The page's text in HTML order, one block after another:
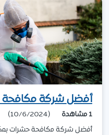
أفضل شركة مكافحة
1مشاهدة
(10/6/2024)
أفضل شركة مكافحة حشرات